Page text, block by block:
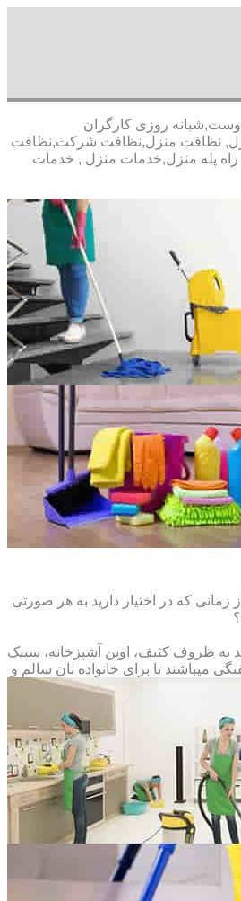
آقای نظام دوست,شبانه روزی کارگران
نظافت منزل,نظافت شرکت,نظافت
راه پله منزل,خدمات منزل , خدمات
که در اختیار دارید به هر صورتی
به ظروف کثیف، اوپن آشپزخانه، سینک
تا برای خانواده تان سالم و